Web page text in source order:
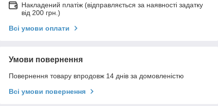
Накладений платіж (відправляється за наявності задатку
від 200 грн.)
Всі умови оплати
Умови повернення
Повернення товару впродовж 14 днів за домовленістю
Всі умови повернення